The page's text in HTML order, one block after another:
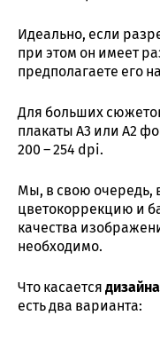
Идеально, если
при этом он имеет
предполагаете его
Для больших
плакаты А3 или А2
200 – 254 dpi.
Мы, в свою очередь,
цветокоррекцию и
качества
необходимо.
Что касается
есть два варианта: